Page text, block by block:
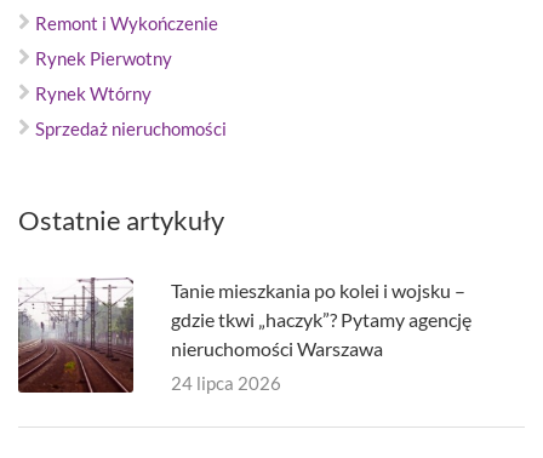
Remont i Wykończenie
Rynek Pierwotny
Rynek Wtórny
Sprzedaż nieruchomości
Ostatnie artykuły
Tanie mieszkania po kolei i wojsku –
gdzie tkwi „haczyk”? Pytamy agencję
nieruchomości Warszawa
24 lipca 2026